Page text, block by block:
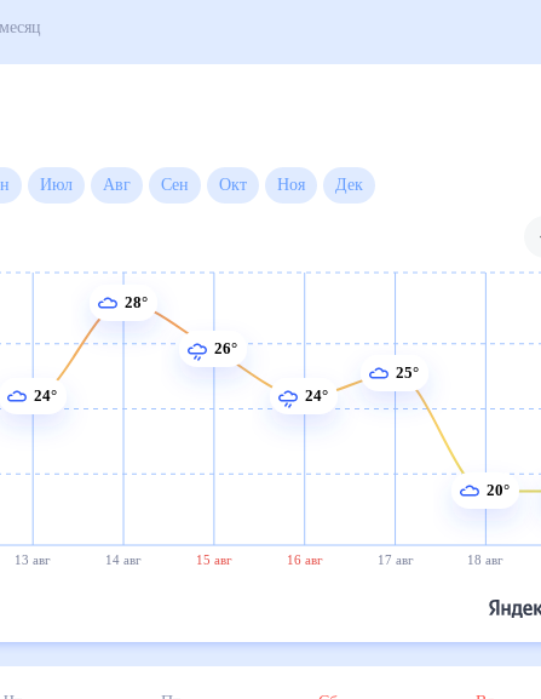
Погода на месяц
Июн Июл Авг Сен Окт Ноя
13 авг 14 авг 15 авг 16 авг 17 авг 18 авг
24°
28°
26°
24°
25°
20°